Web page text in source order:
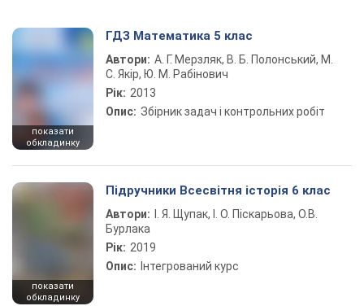
показати
обкладинку
ГДЗ Математика 5 клас
Автори: А. Г. Мерзляк, В. Б. Полонський, М.
С. Якір, Ю. М. Рабінович
Рік: 2013
Опис: Збірник задач і контрольних робіт
показати
обкладинку
Підручники Всесвітня історія 6 клас
Автори:
І. Я. Щупак, І. О. Піскарьова, О.В.
Бурлака
Рік: 2019
Опис: Інтегрований курс